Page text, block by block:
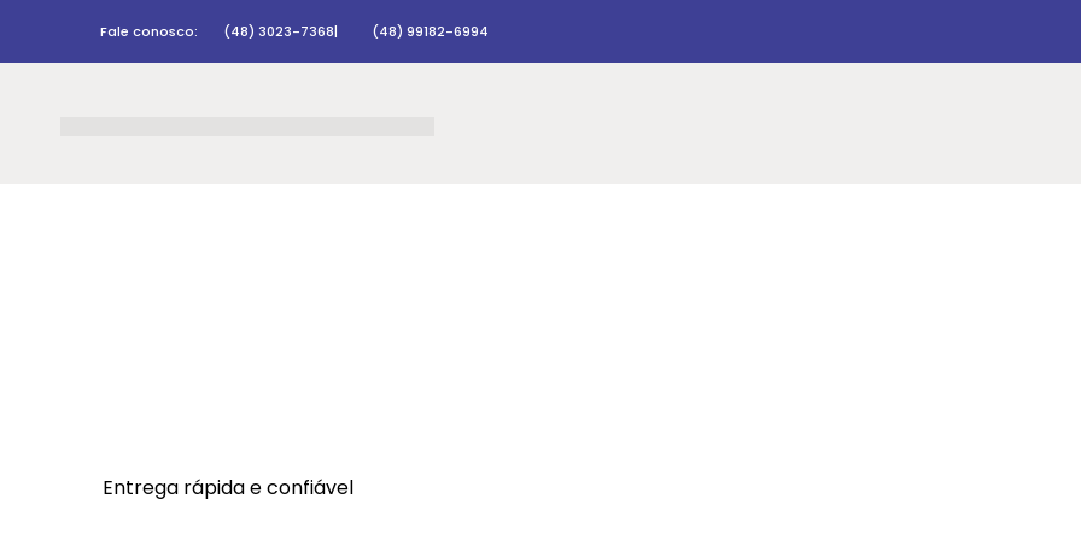
Fale conosco: (48) 3023-7368| (48) 99182-6994
Entrega rápida e confiável